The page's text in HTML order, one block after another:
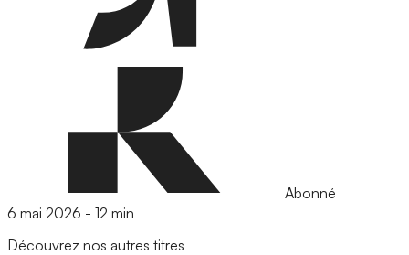
Abonné
6 mai 2026 - 12 min
Découvrez nos autres titres